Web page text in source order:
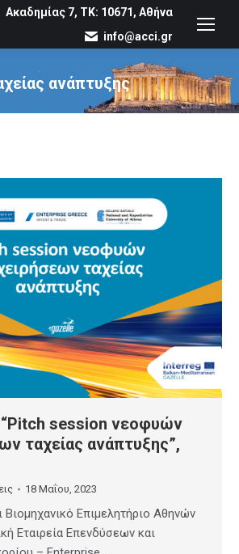
Ακαδημίας 7, ΤΚ: 10671, Αθήνα
info@acci.gr
ανάπτυξης
You are here:
session νεοφυών
ταχείας ανάπτυξης”,
18 Μαΐου, 2023
Βιομηχανικό Επιμελητήριο Αθηνών
Εταιρεία Επενδύσεων και